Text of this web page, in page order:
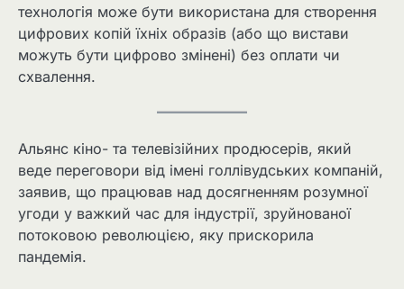
технологія може бути використана для створення
цифрових копій їхніх образів (або що вистави
можуть бути цифрово змінені) без оплати чи
схвалення.
Альянс кіно- та телевізійних продюсерів, який
веде переговори від імені голлівудських компаній,
заявив, що працював над досягненням розумної
угоди у важкий час для індустрії, зруйнованої
потоковою революцією, яку прискорила
пандемія.